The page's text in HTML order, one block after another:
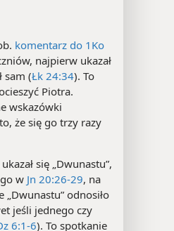
komentarz do 1Ko
najpierw ukazał
sam (Łk 24:34). To
Piotra.
wskazówki
że się go trzy razy
się „Dwunastu”,
w Jn 20:26-29, na
„Dwunastu” odnosiło
jeśli jednego czy
6:1-6). To spotkanie